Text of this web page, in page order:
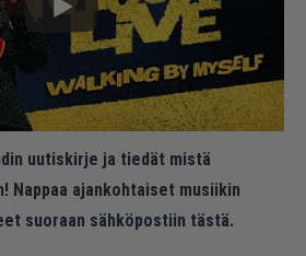
uutiskirje ja tiedät mistä
Nappaa ajankohtaiset musiikin
suoraan sähköpostiin tästä.